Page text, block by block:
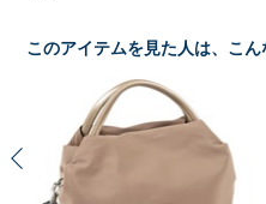
このアイテムを見た人は、こ